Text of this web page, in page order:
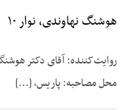
هوشنگ نهاوندی، نوار ۱۰
محل مصاحبه: پاریس، [...]